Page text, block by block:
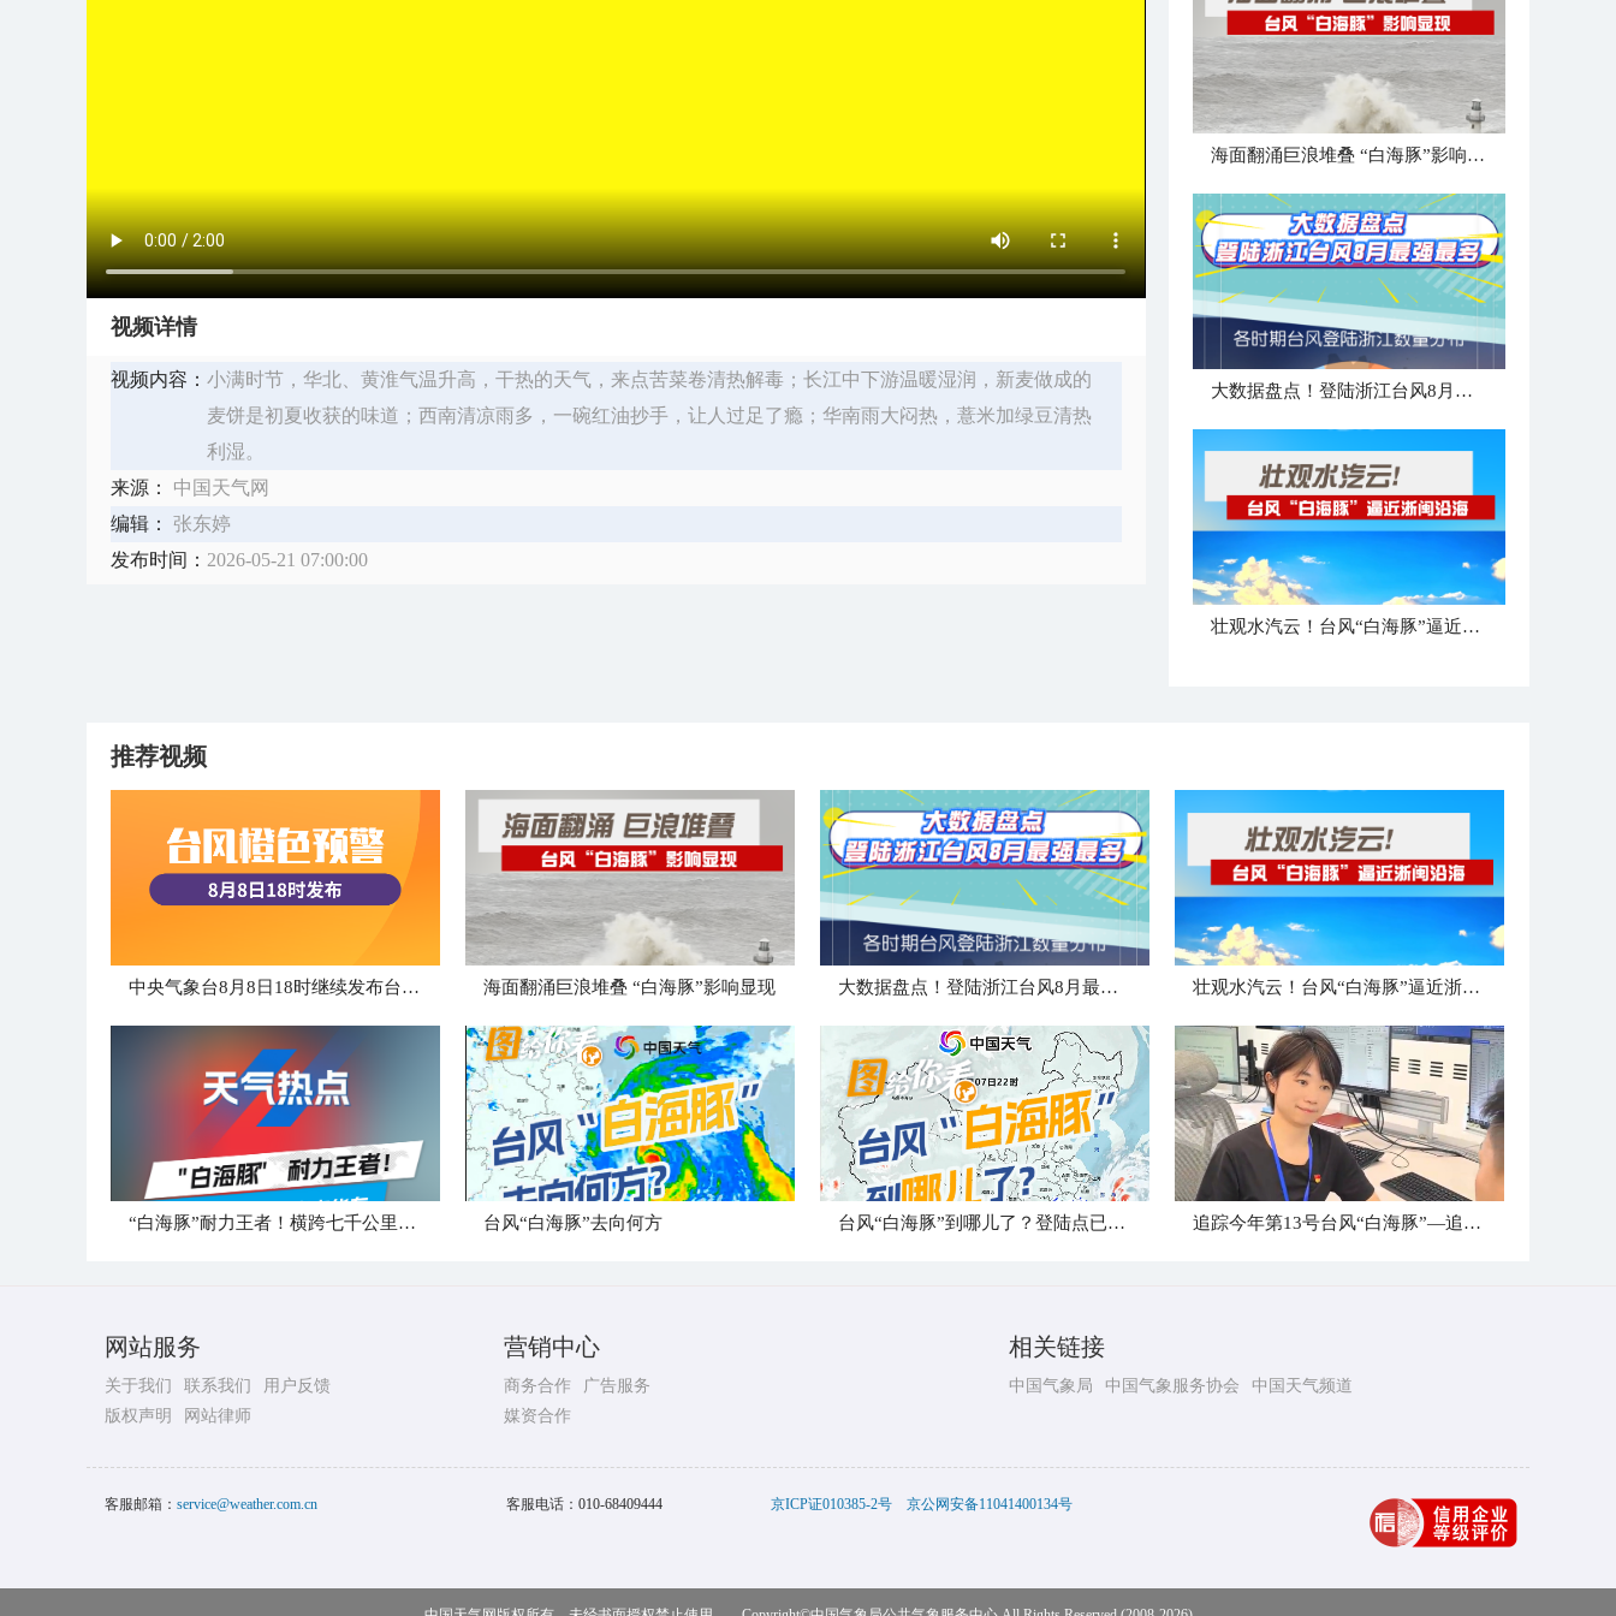
视频详情
视频内容： 小满时节，华北、黄淮气温升高，干热的天气，来点苦菜卷清热解毒；长江中下游温暖湿润，新麦做成的
麦饼是初夏收获的味道；西南清凉雨多，一碗红油抄手，让人过足了瘾；华南雨大闷热，薏米加绿豆清热
利湿。
来源：
中国天气网
编辑：
张东婷
发布时间： 2026-05-21 07:00:00
海面翻涌巨浪堆叠 “白海豚”影响显现
大数据盘点！登陆浙江台风8月最强最多
壮观水汽云！台风“白海豚”逼近浙闽沿海
推荐视频
中央气象台8月8日18时继续发布台风橙色预警 海面翻涌巨浪堆叠 “白海豚”影响显现 大数据盘点！登陆浙江台风8月最强最多 壮观水汽云！台风“白海豚”逼近浙闽沿海
“白海豚”耐力王者！横跨七千公里直奔华东 台风“白海豚”去向何方 台风“白海豚”到哪儿了？登陆点已确定 追踪今年第13号台风“白海豚”—追风小组台州最新消息
网站服务
关于我们 联系我们
用户反馈
版权声明
网站律师
营销中心
商务合作
广告服务
媒资合作
相关链接
中国气象局 中国气象服务协会 中国天气频道
客服邮箱： service@weather.com.cn 客服电话： 010-68409444 京ICP证010385-2号 京公网安备11041400134号